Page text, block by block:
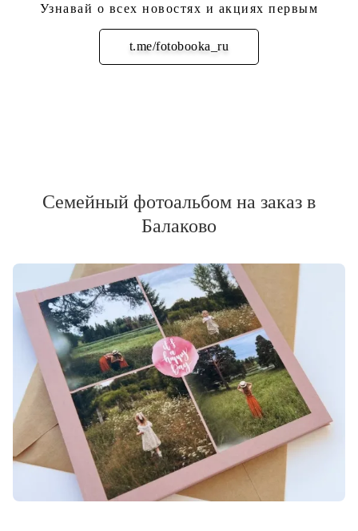
Узнавай о всех новостях и акциях первым
t.me/fotobooka_ru
Подписаться
Семейный фотоальбом на заказ в
Балаково